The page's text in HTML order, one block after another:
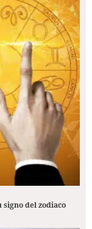
signo del zodiaco